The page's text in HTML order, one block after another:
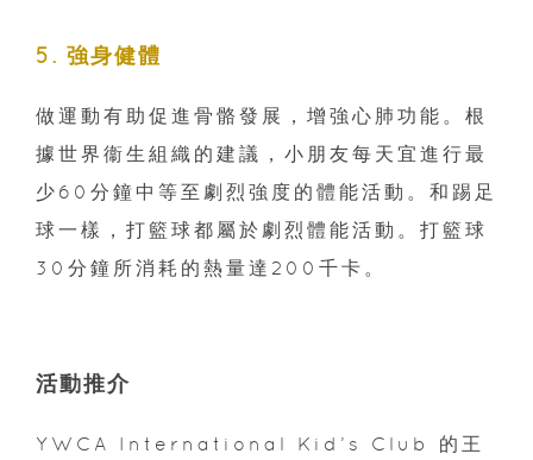
5. 強身健體
做運動有助促進骨骼發展，增強心肺功能。根
據世界衞生組織的建議，小朋友每天宜進行最
少60分鐘中等至劇烈強度的體能活動。和踢足
球一樣，打籃球都屬於劇烈體能活動。打籃球
30分鐘所消耗的熱量達200千卡。
活動推介
YWCA International Kid’s Club 的王